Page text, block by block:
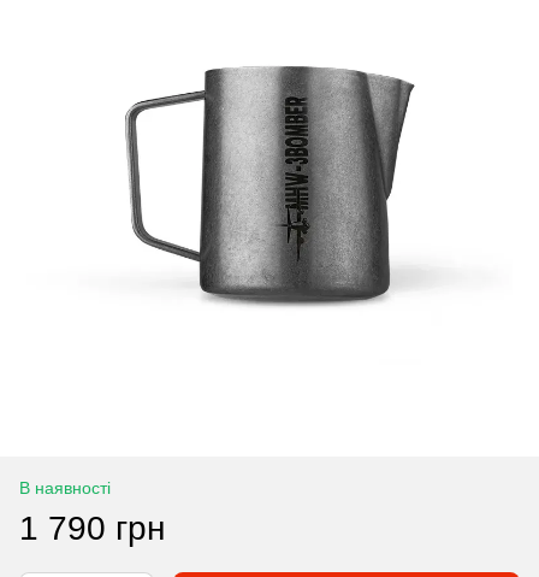
В наявності
1 790 грн